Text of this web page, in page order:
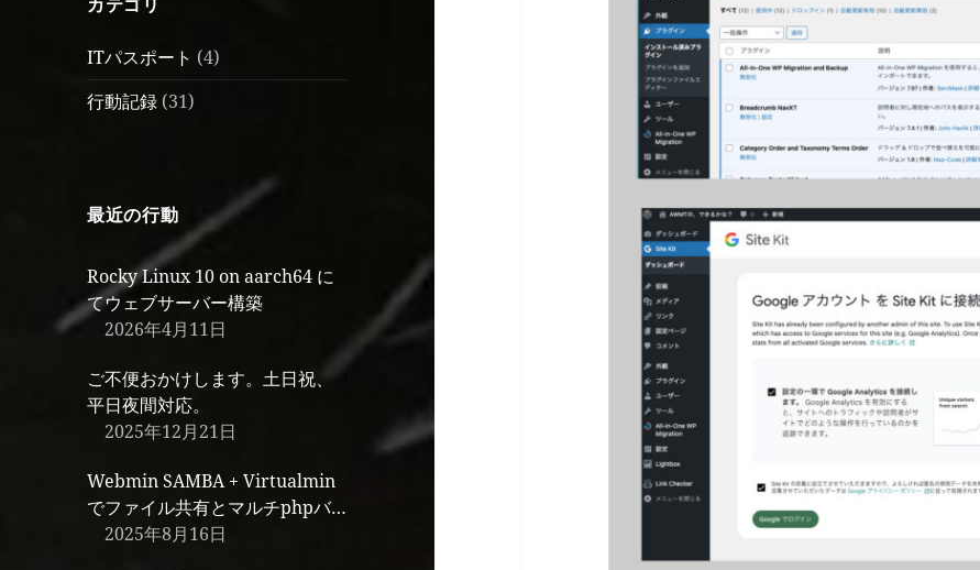
ITパスポート (4)
行動記録 (31)
最近の行動
Rocky Linux 10 on aarch64 に
てウェブサーバー構築
2026年4月11日
ご不便おかけします。土日祝、
平日夜間対応。
2025年12月21日
Webmin SAMBA + Virtualmin
でファイル共有とマルチphpバ
ージョン環境
2025年8月16日